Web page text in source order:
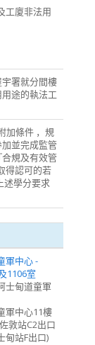
工廈非法用
署就分間樓
途的執法工
加條件 ，規
並完成監管
規及有效管
得認可的若
述學分要求
軍中心 -
1106室
士甸道童軍
軍中心11樓
敦站C2出口
甸站F出口)